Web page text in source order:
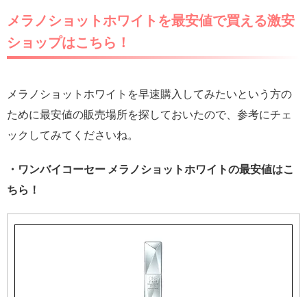
メラノショットホワイトを最安値で買える激安
ショップはこちら！
メラノショットホワイトを早速購入してみたいという方の
ために最安値の販売場所を探しておいたので、参考にチェ
ックしてみてくださいね。
・ワンバイコーセー メラノショットホワイトの最安値はこ
ちら！